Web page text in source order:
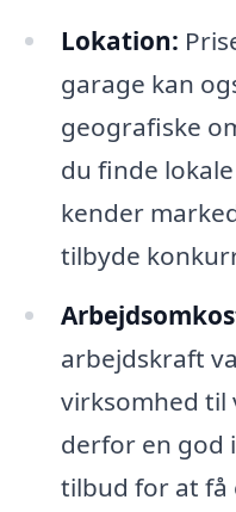
Lokation:
garage kan
geografiske
du finde
kender
tilbyde
arbejdskraft
virksomhed til
derfor en god
tilbud for at få